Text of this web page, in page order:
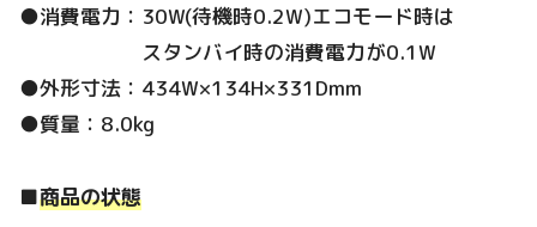
●消費電力：30W(待機時0.2W)エコモード時は
スタンバイ時の消費電力が0.1W
●外形寸法：434W×134H×331Dmm
●質量：8.0kg
■商品の状態